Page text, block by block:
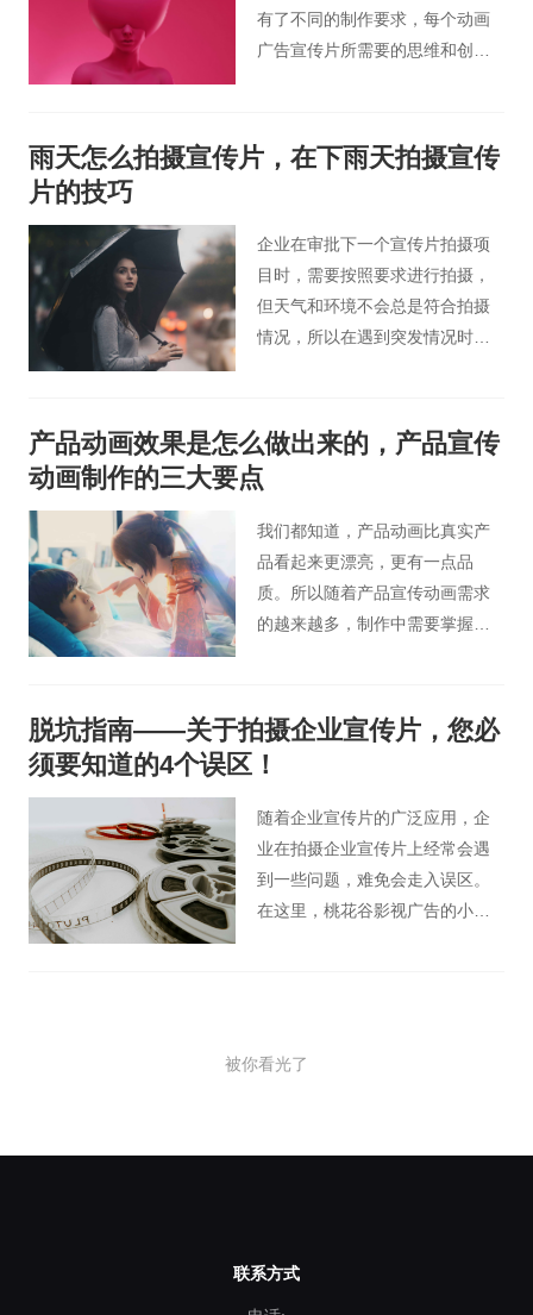
有了不同的制作要求，每个动画
广告宣传片所需要的思维和创意
多，以求达到更好的效果，呈现
给观众时也会更有特色。今天桃
下mg动画流程是什么。
雨天怎么拍摄宣传片，在下雨天拍摄宣传
片的技巧
企业在审批下一个宣传片拍摄项
目时，需要按照要求进行拍摄，
但天气和环境不会总是符合拍摄
情况，所以在遇到突发情况时，
在下雨天宣传片应该怎么拍摄？
以下是桃花谷宣传片小编总结的
宣传片在下雨天拍摄技巧。
产品动画效果是怎么做出来的，产品宣传
动画制作的三大要点
我们都知道，产品动画比真实产
品看起来更漂亮，更有一点品
质。所以随着产品宣传动画需求
的越来越多，制作中需要掌握的
制作出来的动画作品更有特色。
所以，产品宣传动画中有哪些关
键的技术点需要掌握呢？
脱坑指南——关于拍摄企业宣传片，您必
须要知道的4个误区！
随着企业宣传片的广泛应用，企
业在拍摄企业宣传片上经常会遇
到一些问题，难免会走入误区。
在这里，桃花谷影视广告的小编
这篇文章能帮到您。
被你看光了
联系方式